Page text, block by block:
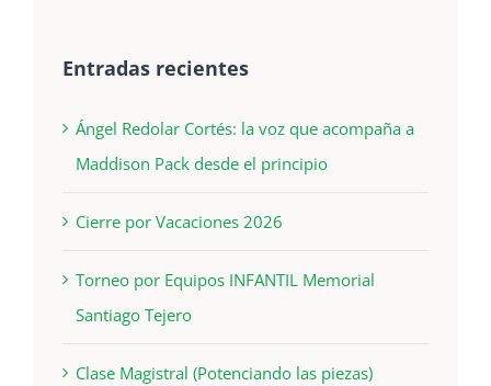
Entradas recientes
Ángel Redolar Cortés: la voz que acompaña a
Maddison Pack desde el principio
Cierre por Vacaciones 2026
Torneo por Equipos INFANTIL Memorial
Santiago Tejero
Clase Magistral (Potenciando las piezas)